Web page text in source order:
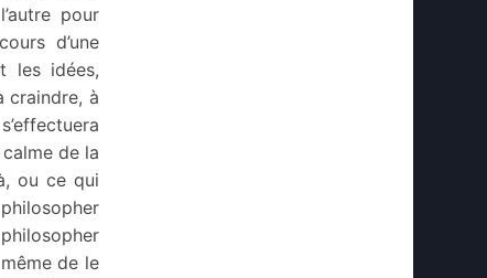
pour
d’une
les idées,
craindre, à
de la
ou ce qui
de le